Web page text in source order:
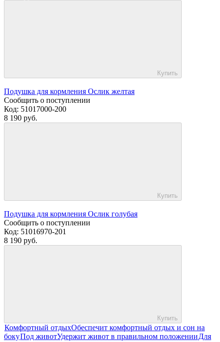
Купить
Подушка для кормления Ослик желтая
Сообщить о поступлении
Код: 51017000-200
8 190 руб.
Купить
Подушка для кормления Ослик голубая
Сообщить о поступлении
Код: 51016970-201
8 190 руб.
Купить
Комфортный отдыхОбеспечит комфортный отдых и сон на
бокуПод животУдержит живот в правильном положенииДля